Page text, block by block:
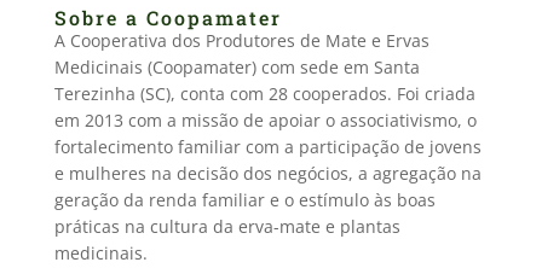
Sobre a Coopamater
A Cooperativa dos Produtores de Mate e Ervas
Medicinais (Coopamater) com sede em Santa
Terezinha (SC), conta com 28 cooperados. Foi criada
em 2013 com a missão de apoiar o associativismo, o
fortalecimento familiar com a participação de jovens
e mulheres na decisão dos negócios, a agregação na
geração da renda familiar e o estímulo às boas
práticas na cultura da erva-mate e plantas
medicinais.